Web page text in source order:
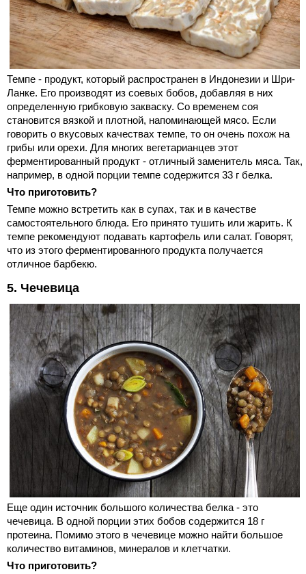
Темпе - продукт, который распространен в Индонезии и Шри-
Ланке. Его производят из соевых бобов, добавляя в них
определенную грибковую закваску. Со временем соя
становится вязкой и плотной, напоминающей мясо. Если
говорить о вкусовых качествах темпе, то он очень похож на
грибы или орехи. Для многих вегетарианцев этот
ферментированный продукт - отличный заменитель мяса. Так,
например, в одной порции темпе содержится 33 г белка.
Что приготовить?
Темпе можно встретить как в супах, так и в качестве
самостоятельного блюда. Его принято тушить или жарить. К
темпе рекомендуют подавать картофель или салат. Говорят,
что из этого ферментированного продукта получается
отличное барбекю.
5. Чечевица
Еще один источник большого количества белка - это
чечевица. В одной порции этих бобов содержится 18 г
протеина. Помимо этого в чечевице можно найти большое
количество витаминов, минералов и клетчатки.
Что приготовить?